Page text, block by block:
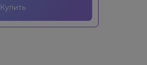
Купить